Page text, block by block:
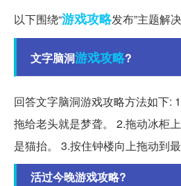
以下围绕“游戏攻略发布”主题解
文字脑洞游戏攻略?
回答文字脑洞游戏攻略方法如下:
拖给老头就是梦聋。 2.拖动冰柜
是猫抬。 3.按住钟楼向上拖动到最
活过今晚游戏攻略?